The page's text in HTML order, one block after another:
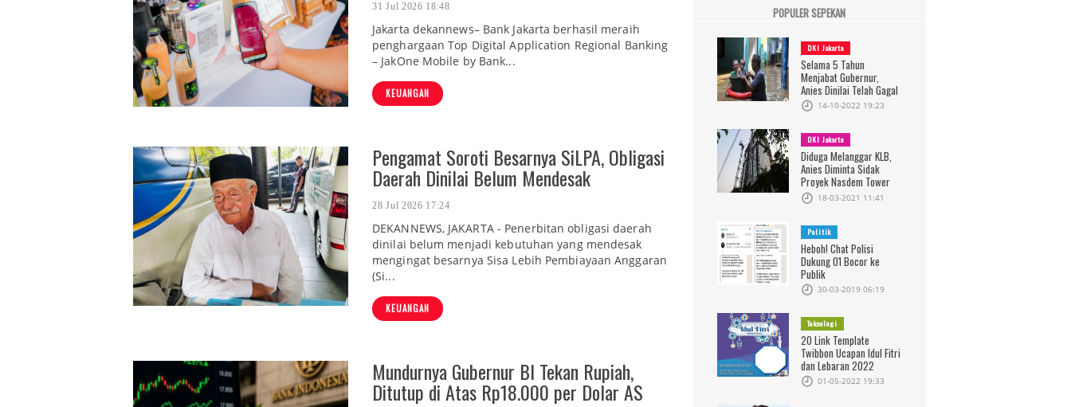
31 Jul 2026 18:48
Jakarta dekannews– Bank Jakarta berhasil meraih
penghargaan Top Digital Application Regional Banking
– JakOne Mobile by Bank...
KEUANGAN
Pengamat Soroti Besarnya SiLPA, Obligasi
Daerah Dinilai Belum Mendesak
28 Jul 2026 17:24
DEKANNEWS, JAKARTA - Penerbitan obligasi daerah
dinilai belum menjadi kebutuhan yang mendesak
mengingat besarnya Sisa Lebih Pembiayaan Anggaran
(Si...
KEUANGAN
Mundurnya Gubernur BI Tekan Rupiah,
Ditutup di Atas Rp18.000 per Dolar AS
POPULER SEPEKAN
DKI Jakarta
Selama 5 Tahun
Menjabat Gubernur,
Anies Dinilai Telah Gagal
14-10-2022 19:23
DKI Jakarta
Diduga Melanggar KLB,
Anies Diminta Sidak
Proyek Nasdem Tower
18-03-2021 11:41
Politik
Heboh! Chat Polisi
Dukung 01 Bocor ke
Publik
30-03-2019 06:19
Teknologi
20 Link Template
Twibbon Ucapan Idul Fitri
dan Lebaran 2022
01-05-2022 19:33